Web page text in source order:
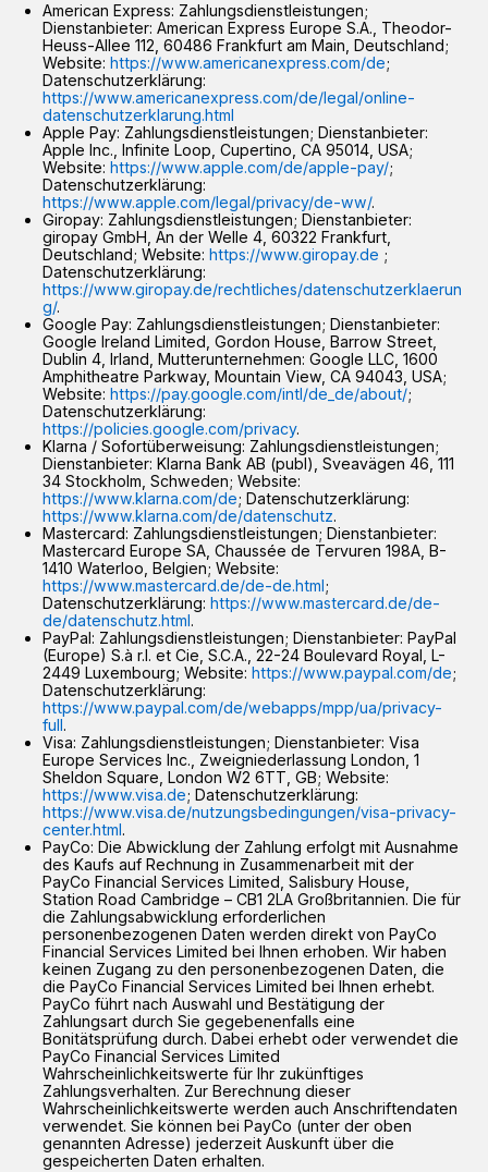
American Express: Zahlungsdienstleistungen;
Dienstanbieter: American Express Europe S.A., Theodor-
Heuss-Allee 112, 60486 Frankfurt am Main, Deutschland;
Website:https://www.americanexpress.com/de;
Datenschutzerklärung:
https://www.americanexpress.com/de/legal/online-
datenschutzerklarung.html
Apple Pay: Zahlungsdienstleistungen; Dienstanbieter:
Apple Inc., Infinite Loop, Cupertino, CA 95014, USA;
Website:https://www.apple.com/de/apple-pay/;
Datenschutzerklärung:
https://www.apple.com/legal/privacy/de-ww/.
Giropay: Zahlungsdienstleistungen; Dienstanbieter:
giropay GmbH, An der Welle 4, 60322 Frankfurt,
Deutschland; Website:https://www.giropay.de ;
Datenschutzerklärung:
https://www.giropay.de/rechtliches/datenschutzerklaerun
g/.
Google Pay: Zahlungsdienstleistungen; Dienstanbieter:
Google Ireland Limited, Gordon House, Barrow Street,
Dublin 4, Irland, Mutterunternehmen: Google LLC, 1600
Amphitheatre Parkway, Mountain View, CA 94043, USA;
Website:https://pay.google.com/intl/de_de/about/;
Datenschutzerklärung:
https://policies.google.com/privacy.
Klarna / Sofortüberweisung: Zahlungsdienstleistungen;
Dienstanbieter: Klarna Bank AB (publ), Sveavägen 46, 111
34 Stockholm, Schweden; Website:
https://www.klarna.com/de; Datenschutzerklärung:
https://www.klarna.com/de/datenschutz.
Mastercard: Zahlungsdienstleistungen; Dienstanbieter:
Mastercard Europe SA, Chaussée de Tervuren 198A, B-
1410 Waterloo, Belgien; Website:
https://www.mastercard.de/de-de.html;
Datenschutzerklärung:https://www.mastercard.de/de-
de/datenschutz.html.
PayPal: Zahlungsdienstleistungen; Dienstanbieter: PayPal
(Europe) S.à r.l. et Cie, S.C.A., 22-24 Boulevard Royal, L-
2449 Luxembourg; Website:https://www.paypal.com/de;
Datenschutzerklärung:
https://www.paypal.com/de/webapps/mpp/ua/privacy-
full.
Visa: Zahlungsdienstleistungen; Dienstanbieter: Visa
Europe Services Inc., Zweigniederlassung London, 1
Sheldon Square, London W2 6TT, GB; Website:
https://www.visa.de; Datenschutzerklärung:
https://www.visa.de/nutzungsbedingungen/visa-privacy-
center.html.
PayCo: Die Abwicklung der Zahlung erfolgt mit Ausnahme
des Kaufs auf Rechnung in Zusammenarbeit mit der
PayCo Financial Services Limited, Salisbury House,
Station Road Cambridge – CB1 2LA Großbritannien. Die für
die Zahlungsabwicklung erforderlichen
personenbezogenen Daten werden direkt von PayCo
Financial Services Limited bei Ihnen erhoben. Wir haben
keinen Zugang zu den personenbezogenen Daten, die
die PayCo Financial Services Limited bei Ihnen erhebt.
PayCo führt nach Auswahl und Bestätigung der
Zahlungsart durch Sie gegebenenfalls eine
Bonitätsprüfung durch. Dabei erhebt oder verwendet die
PayCo Financial Services Limited
Wahrscheinlichkeitswerte für Ihr zukünftiges
Zahlungsverhalten. Zur Berechnung dieser
Wahrscheinlichkeitswerte werden auch Anschriftendaten
verwendet. Sie können bei PayCo (unter der oben
genannten Adresse) jederzeit Auskunft über die
gespeicherten Daten erhalten.